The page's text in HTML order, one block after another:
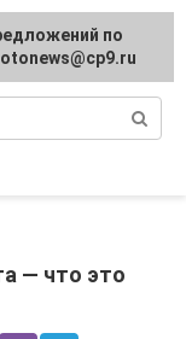
— что это
по